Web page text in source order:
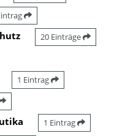
20 Einträge
1 Eintrag
1 Eintrag